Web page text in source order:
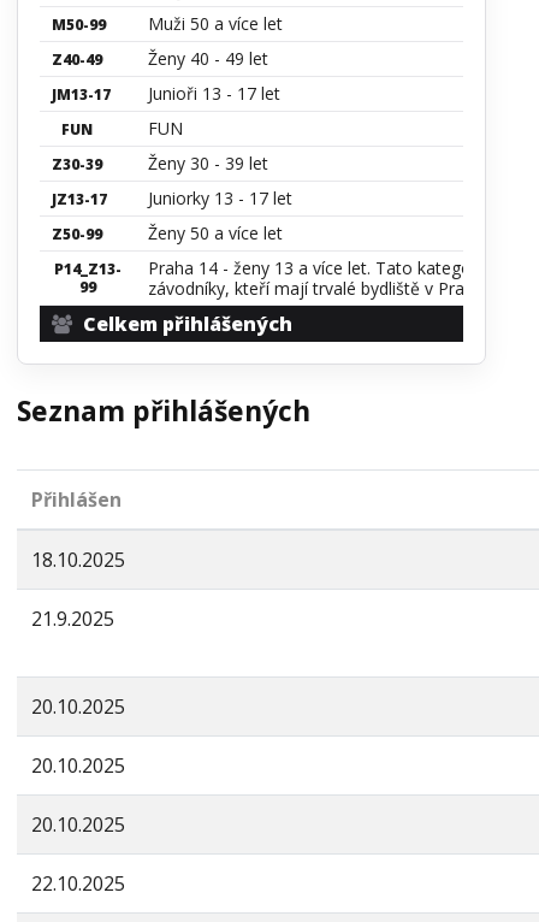
M50-99 Muži 50 a více let
Z40-49 Ženy 40 - 49 let
JM13-17 Junioři 13 - 17 let
FUN FUN
Z30-39 Ženy 30 - 39 let
JZ13-17 Juniorky 13 - 17 let
Z50-99 Ženy 50 a více let
P14_Z13-
99
Praha 14 - ženy 13 a více let. Tato kategorie je
závodníky, kteří mají trvalé bydliště v Praze 14.
Celkem přihlášených
Seznam přihlášených
Přihlášen
18.10.2025
21.9.2025
20.10.2025
20.10.2025
20.10.2025
22.10.2025